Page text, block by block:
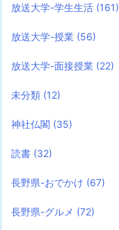
放送大学-学生生活 (161)
放送大学-授業 (56)
放送大学-面接授業 (22)
未分類 (12)
神社仏閣 (35)
読書 (32)
長野県-おでかけ (67)
長野県-グルメ (72)